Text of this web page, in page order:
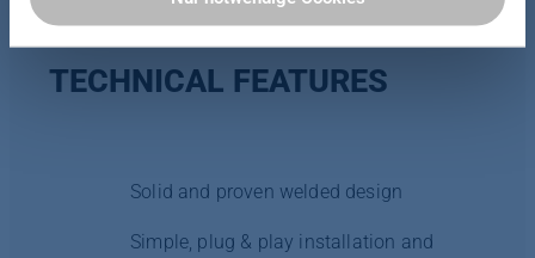
zulassen. Sie können Ihre Einwilligung zur Verwendung
von Cookies jederzeit in unserer Datenschutzerklärung
anpassen oder widerrufen.
TECHNICAL FEATURES
Solid and proven welded design
Simple, plug & play installation and